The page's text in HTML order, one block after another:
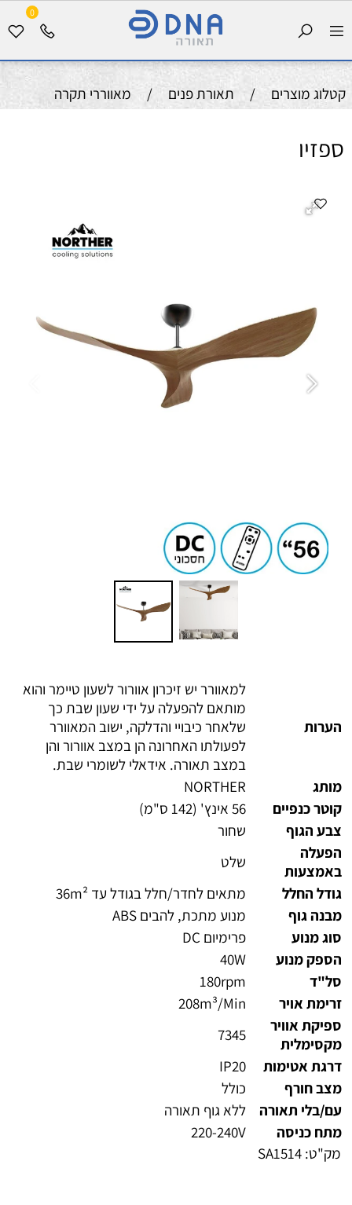
0
קטלוג מוצרים / תאורת פנים / מאווררי תקרה
ספזיו
הערות
למאוורר יש זיכרון אוורור לשעון טיימר והוא
מותאם להפעלה על ידי שעון שבת כך
שלאחר כיבויי והדלקה, ישוב המאוורר
לפעולתו האחרונה הן במצב אוורור והן
במצב תאורה. אידאלי לשומרי שבת.
מותג
NORTHER
קוטר כנפיים
56 אינץ' (142 ס"מ)
צבע הגוף
שחור
הפעלה
באמצעות
שלט
גודל החלל
מתאים לחדר/חלל בגודל עד 36m²
מבנה גוף
מנוע מתכת, להבים ABS
סוג מנוע
פרימיום DC
הספק מנוע
40W
סל"ד
180rpm
זרימת אויר
208m³/Min
ספיקת אוויר
מקסימלית
7345
דרגת אטימות
IP20
מצב חורף
כולל
עם/בלי תאורה
ללא גוף תאורה
מתח כניסה
220-240V
מק"ט: SA1514